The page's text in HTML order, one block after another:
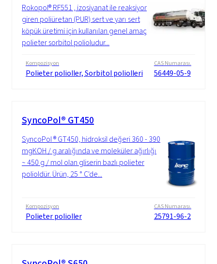
Rokopol® RF551 , izosiyanat ile reaksiyona
giren poliüretan (PUR) sert ve yarı sert
köpük üretimi için kullanılan genel amaçlı bir
polieter sorbitol polioludur...
Kompozisyon
Polieter polioller, Sorbitol poliolleri
CAS Numarası.
56449-05-9
SyncoPol® GT450
SyncoPol ® GT450, hidroksil değeri 360 - 390
mgKOH / g aralığında ve moleküler ağırlığı
~ 450 g / mol olan gliserin bazlı polieter
polioldür. Ürün, 25 ° C'de...
Kompozisyon
Polieter polioller
CAS Numarası.
25791-96-2